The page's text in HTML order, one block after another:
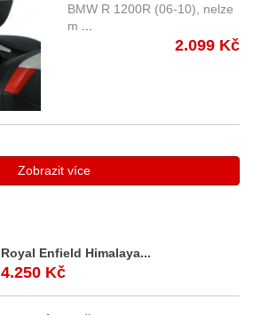
Monorack 688 FZ
BMW R 1200R (06-10), nelze
m
2.099 Kč
Zobrazit více
Royal Enfield Himalaya...
4.250 Kč